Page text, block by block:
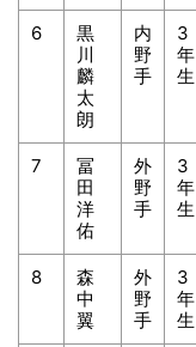
6
黒
川
麟
太
朗
内
野
手
3
年
生
7
冨
田
洋
佑
外
野
手
3
年
生
8
森
中
翼
外
野
手
3
年
生